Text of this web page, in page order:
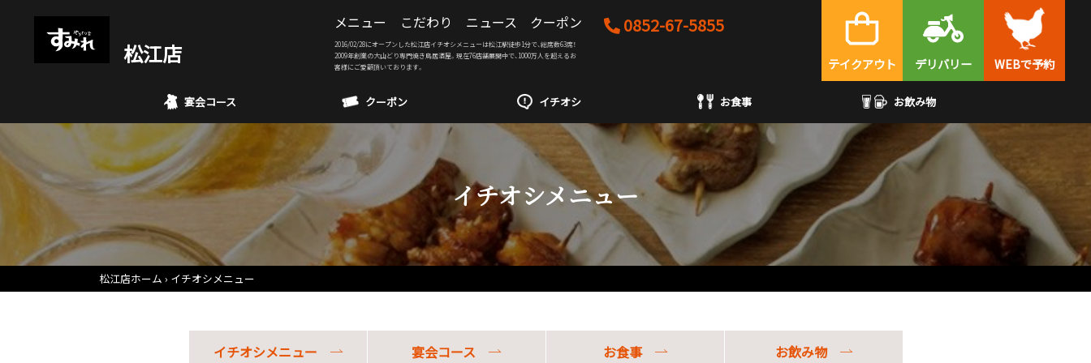
松江店
メニュー こだわり ニュース クーポン
テイクアウト デリバリー
0852-67-5855
WEBで予約
2016/02/28にオープンした松江店イチオシメニューは松江駅徒歩1分で、総席数63席！
2009年創業の大山どり専門焼き鳥居酒屋。現在76店舗展開中で、1000万人を超えるお
客様にご愛顧頂いております。
宴会コース クーポン イチオシ お食事 お飲み物
イチオシメニュー
松江店ホーム イチオシメニュー
イチオシメニュー 宴会コース お食事 お飲み物